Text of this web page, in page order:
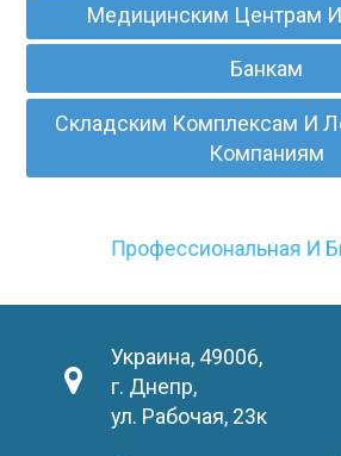
Медицинским Центрам
Банкам
Складским Комплексам И
Компаниям
Профессиональная И
Украина, 49006,
г. Днепр,
ул. Рабочая, 23к